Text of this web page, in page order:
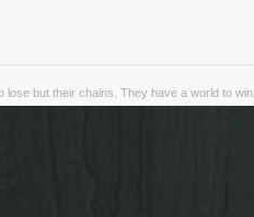
but their chains. They have a world to win.